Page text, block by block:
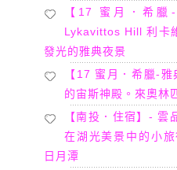
【17 蜜月．希臘
Lykavittos Hill 利卡
發光的雅典夜景
【17 蜜月．希臘-
的宙斯神殿。來奧林
【南投．住宿】- 雲
在湖光美景中的小
日月潭